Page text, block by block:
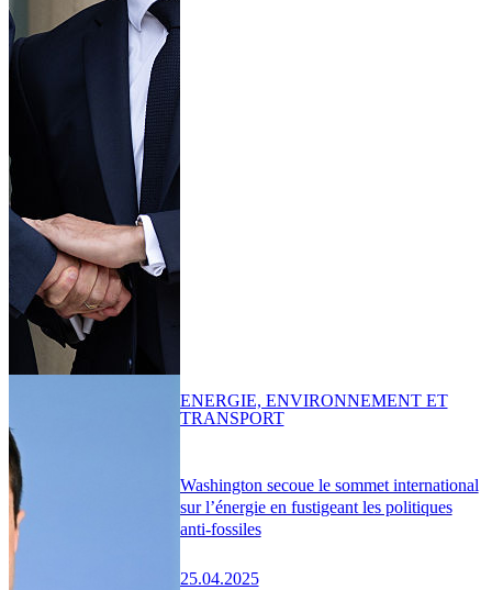
Washington secoue le sommet international
sur l’énergie en fustigeant les politiques
anti-fossiles
25.04.2025
ENERGIE, ENVIRONNEMENT ET
TRANSPORT